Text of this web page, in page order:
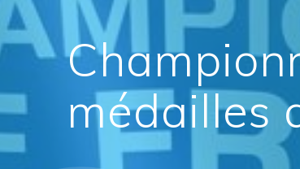
médailles